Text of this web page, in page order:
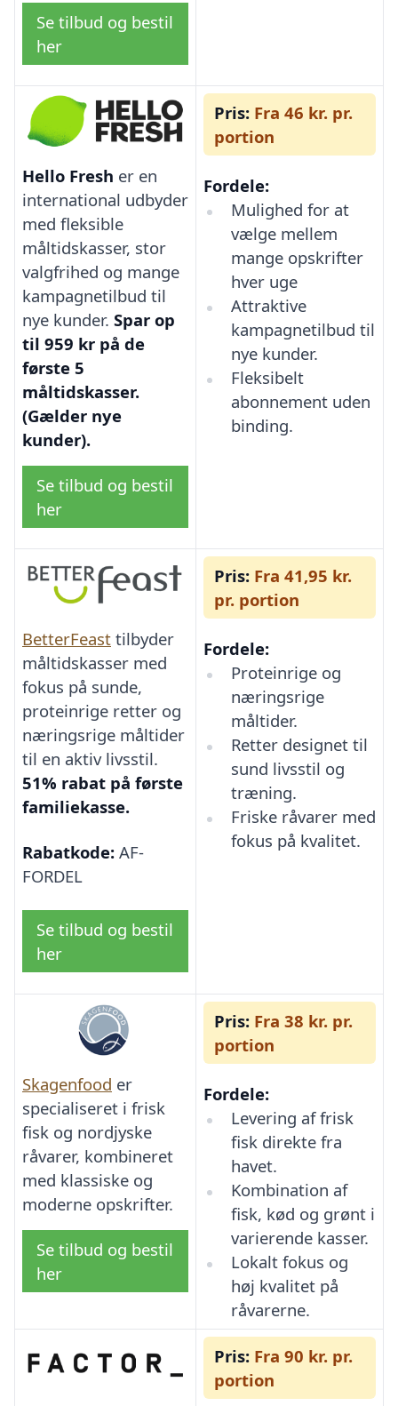
Se tilbud og bestil
her
Hello Fresh er en
international udbyder
med fleksible
måltidskasser, stor
valgfrihed og mange
kampagnetilbud til
nye kunder. Spar op
til 959 kr på de
første 5
måltidskasser.
(Gælder nye
kunder).
Se tilbud og bestil
her
Pris: Fra 46 kr. pr.
portion
Fordele:
Mulighed for at
vælge mellem
mange opskrifter
hver uge
Attraktive
kampagnetilbud til
nye kunder.
Fleksibelt
abonnement uden
binding.
BetterFeast tilbyder
måltidskasser med
fokus på sunde,
proteinrige retter og
næringsrige måltider
til en aktiv livsstil.
51% rabat på første
familiekasse.
Rabatkode: AF-
FORDEL
Se tilbud og bestil
her
Pris: Fra 41,95 kr.
pr. portion
Fordele:
Proteinrige og
næringsrige
måltider.
Retter designet til
sund livsstil og
træning.
Friske råvarer med
fokus på kvalitet.
Skagenfood er
specialiseret i frisk
fisk og nordjyske
råvarer, kombineret
med klassiske og
moderne opskrifter.
Se tilbud og bestil
her
Pris: Fra 38 kr. pr.
portion
Fordele:
Levering af frisk
fisk direkte fra
havet.
Kombination af
fisk, kød og grønt i
varierende kasser.
Lokalt fokus og
høj kvalitet på
råvarerne.
Pris: Fra 90 kr. pr.
portion